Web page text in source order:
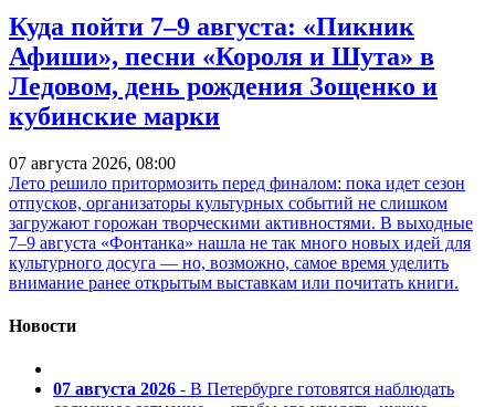
Куда пойти 7–9 августа: «Пикник
Афиши», песни «Короля и Шута» в
Ледовом, день рождения Зощенко и
кубинские марки
07 августа 2026, 08:00
Лето решило притормозить перед финалом: пока идет сезон
отпусков, организаторы культурных событий не слишком
загружают горожан творческими активностями. В выходные
7–9 августа «Фонтанка» нашла не так много новых идей для
культурного досуга — но, возможно, самое время уделить
внимание ранее открытым выставкам или почитать книги.
Новости
07 августа 2026 - В Петербурге готовятся наблюдать